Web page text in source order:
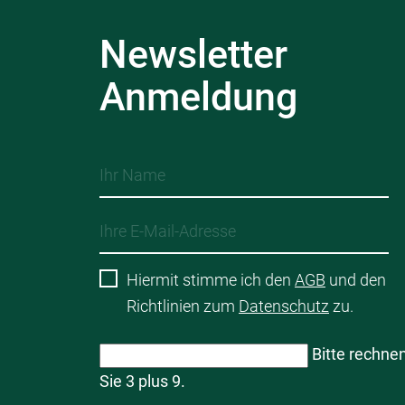
Newsletter
Anmeldung
Hiermit stimme ich den AGB und den
Richtlinien zum Datenschutz zu.
Bitte
Sie 3 plus 9.